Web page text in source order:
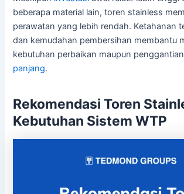
beberapa material lain, toren stainless
perawatan yang lebih rendah. Ketahanan
dan kemudahan pembersihan membantu
kebutuhan perbaikan maupun
panjang.
Rekomendasi Toren
Kebutuhan Sistem WTP